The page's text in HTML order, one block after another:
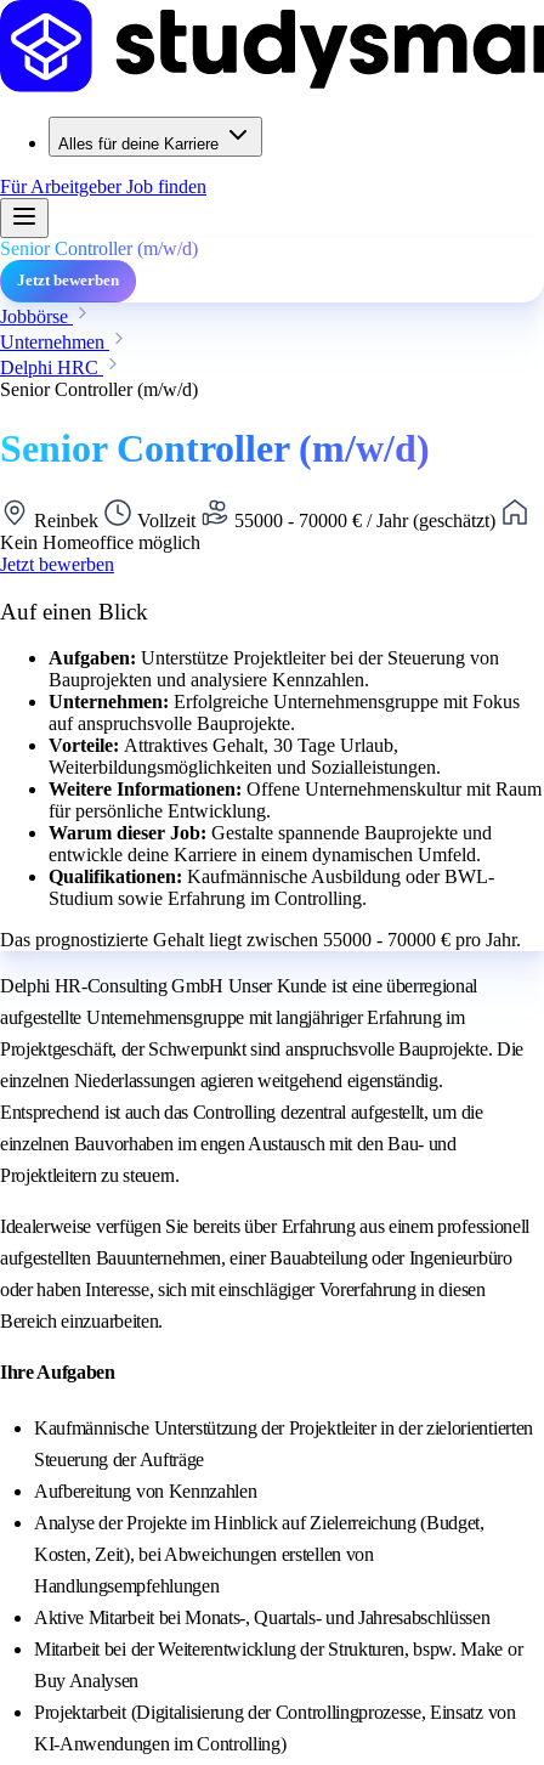
Alles für deine Karriere
Für ArbeitgeberJob finden
Senior Controller (m/w/d)
Jetzt bewerben
Jobbörse
Unternehmen
Delphi HRC
Senior Controller (m/w/d)
Senior Controller (m/w/d)
Reinbek Vollzeit
55000 - 70000 € / Jahr (geschätzt)
Kein Homeoffice möglich
Jetzt bewerben
Auf einen Blick
Aufgaben: Unterstütze Projektleiter bei der Steuerung von
Bauprojekten und analysiere Kennzahlen.
Unternehmen: Erfolgreiche Unternehmensgruppe mit Fokus
auf anspruchsvolle Bauprojekte.
Vorteile: Attraktives Gehalt, 30 Tage Urlaub,
Weiterbildungsmöglichkeiten und Sozialleistungen.
Weitere Informationen: Offene Unternehmenskultur mit Raum
für persönliche Entwicklung.
Warum dieser Job: Gestalte spannende Bauprojekte und
entwickle deine Karriere in einem dynamischen Umfeld.
Qualifikationen: Kaufmännische Ausbildung oder BWL-
Studium sowie Erfahrung im Controlling.
Das prognostizierte Gehalt liegt zwischen 55000 - 70000 € pro Jahr.
Delphi HR-Consulting GmbH Unser Kunde ist eine überregional
aufgestellte Unternehmensgruppe mit langjähriger Erfahrung im
Projektgeschäft, der Schwerpunkt sind anspruchsvolle Bauprojekte. Die
einzelnen Niederlassungen agieren weitgehend eigenständig.
Entsprechend ist auch das Controlling dezentral aufgestellt, um die
einzelnen Bauvorhaben im engen Austausch mit den Bau- und
Projektleitern zu steuern.
Idealerweise verfügen Sie bereits über Erfahrung aus einem professionell
aufgestellten Bauunternehmen, einer Bauabteilung oder Ingenieurbüro
oder haben Interesse, sich mit einschlägiger Vorerfahrung in diesen
Bereich einzuarbeiten.
Ihre Aufgaben
Kaufmännische Unterstützung der Projektleiter in der zielorientierten
Steuerung der Aufträge
Aufbereitung von Kennzahlen
Analyse der Projekte im Hinblick auf Zielerreichung (Budget,
Kosten, Zeit), bei Abweichungen erstellen von
Handlungsempfehlungen
Aktive Mitarbeit bei Monats-, Quartals- und Jahresabschlüssen
Mitarbeit bei der Weiterentwicklung der Strukturen, bspw. Make or
Buy Analysen
Projektarbeit (Digitalisierung der Controllingprozesse, Einsatz von
KI-Anwendungen im Controlling)